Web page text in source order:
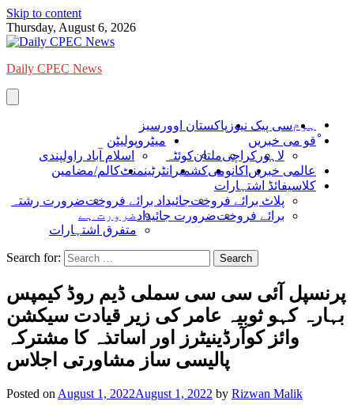
Skip to content
Thursday, August 6, 2026
Daily CPEC News
ہومسی پیک نیوز پاکستان اوورسیز
ْقو می خبریں
لاہور کراچیملتانکوئٹہ
میٹروپولیٹن
اسلام آباد راولپندی
عالمی خبریں اکانومیکشمیر انٹرٹینمنٹکالم/مضامین
کلاسیفائڈ اشتہارات
پلاٹ برائے فروختجائیداد برائے فروختضرورت رشتہ
برائے فروختضرورت جائیدادضرورت ہے
متفرق اشتہارات
Search for:
پرنسپل آئی سی سی سملی ڈیم روڈ کیمپس
بہارہ کہو ثوبیہ عامر کی زیر قیادت سیکشن
وائز کوآرڈینیٹرز اور اساتذہ کا مشترکہ
پالیسی ساز مشاورتی اجلاس
Posted on August 1, 2022August 1, 2022 by Rizwan Malik